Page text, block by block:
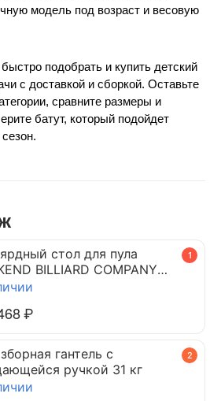
модель под возраст и весовую
подобрать и купить детский
с доставкой и сборкой. Оставьте
сравните размеры и
батут, который подойдет
1
стол для пула
BILLIARD COMPANY
TRIUMPH 7 ф (черный)
₽
2
гантель c
вращающейся ручкой 31 кг